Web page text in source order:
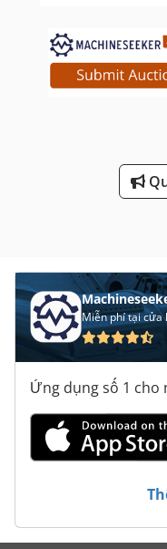
Miễn phí tại cửa
Ứng dụng số 1 cho